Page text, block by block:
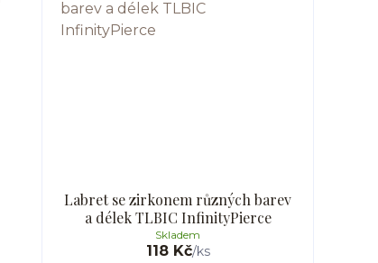
Labret se zirkonem různých barev
a délek TLBIC InfinityPierce
118 Kč/ks
Skladem